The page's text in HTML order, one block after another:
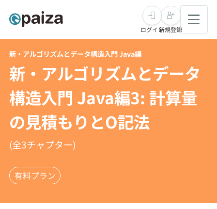
求人検索
インタビュー
転職成功ガイド
転職エージェント
未経験転職
求人検索
インタビュー
転職成功ガイド
新卒就活
求人検索
本選考
学習
講座一覧
スキルチェック
ログイン新規登録
新・アルゴリズムとデータ構造入門 Java編
新・アルゴリズムとデータ
構造入門 Java編3: 計算量
の見積もりとO記法
(全3チャプター)
有料プラン